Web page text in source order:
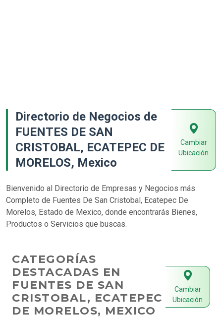
Directorio de Negocios de
FUENTES DE SAN
CRISTOBAL, ECATEPEC DE
MORELOS, Mexico
Cambiar
Ubicación
Bienvenido al Directorio de Empresas y Negocios más
Completo de Fuentes De San Cristobal, Ecatepec De
Morelos, Estado de Mexico, donde encontrarás Bienes,
Productos o Servicios que buscas.
CATEGORÍAS
DESTACADAS EN
FUENTES DE SAN
CRISTOBAL, ECATEPEC
DE MORELOS, MEXICO
Cambiar
Ubicación